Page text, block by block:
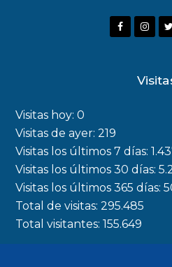
F
o
k
I
a
m
Visitas hoy:0
Visitas de ayer:219
Visitas los últimos 7 días:
Visitas los últimos 30 días:
Visitas los últimos 365 días:
Total de visitas:295.485
Total visitantes:155.649